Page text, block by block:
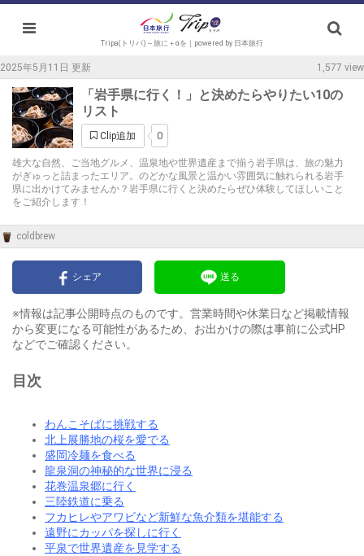
Tripa(トリパ)～旅に＋αを｜powered by 日本旅行
2025年5月11日 更新 1,577 view
「岩手県に行く！」と決めたらやりたい10の
リスト
Clip追加 0
雄大な自然、ご当地グルメ、温泉地や世界遺産まで揃う岩手県は、旅の魅力
がぎゅっと詰まったエリア。のどかな風景と温かい雰囲気に触れられる岩手
県に出かけてみませんか？岩手県に行くと決めたらぜひ体験してほしいこと
をご紹介します！
coldbrew
シェア 送る
※情報は記事公開時点のものです。営業時間や休業日など掲載情報
から変更になる可能性があるため、お出かけの際は事前に公式HP
などでご確認ください。
目次
わんこそばに挑戦する
北上展勝地の桜を愛でる
盛岡冷麺を食べる
龍泉洞の神秘的な世界に浸る
花巻温泉郷に行く
三陸鉄道に乗る
フカヒレやアワビなど新鮮な魚介類を堪能する
遠野にカッパを探しに行く
平泉で世界遺産を見学する